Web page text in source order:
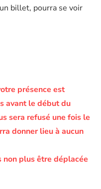
billet, pourra se voir
présence est
avant le début du
sera refusé une fois le
donner lieu à aucun
non plus être déplacée